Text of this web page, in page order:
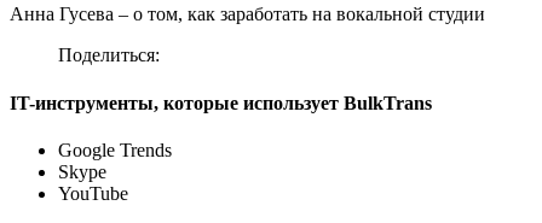
Анна Гусева – о том, как заработать на вокальной студии
Поделиться:
IT-инструменты, которые использует BulkTrans
Google Trends
Skype
YouTube